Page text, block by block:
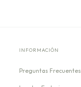
INFORMACIÓN
Preguntas Frecuentes